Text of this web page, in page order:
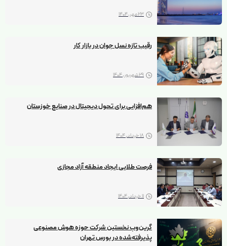
23 مهر, 1404
رقیب تازه نسل جوان در بازار کار
29 شهریور, 1404
هم‌افزایی برای تحول دیجیتال در صنایع خوزستان
18 خرداد, 1404
فرصت طلایی ایجاد منطقه آزاد مجازی
11 خرداد, 1404
گرین‌وب نخستین شرکت حوزه هوش مصنوعی
پذیرفته‌شده در بورس تهران